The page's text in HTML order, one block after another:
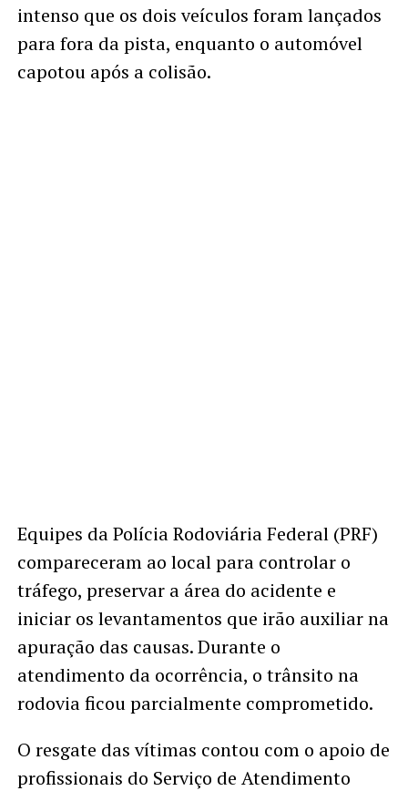
intenso que os dois veículos foram lançados
para fora da pista, enquanto o automóvel
capotou após a colisão.
Equipes da Polícia Rodoviária Federal (PRF)
compareceram ao local para controlar o
tráfego, preservar a área do acidente e
iniciar os levantamentos que irão auxiliar na
apuração das causas. Durante o
atendimento da ocorrência, o trânsito na
rodovia ficou parcialmente comprometido.
O resgate das vítimas contou com o apoio de
profissionais do Serviço de Atendimento